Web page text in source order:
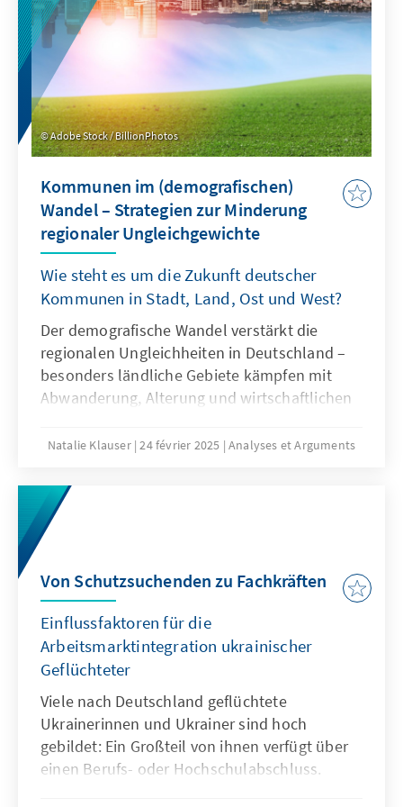
Adobe Stock / BillionPhotos
Kommunen im (demografischen)
Wandel – Strategien zur Minderung
regionaler Ungleichgewichte
Wie steht es um die Zukunft deutscher
Kommunen in Stadt, Land, Ost und West?
Der demografische Wandel verstärkt die
regionalen Ungleichheiten in Deutschland –
besonders ländliche Gebiete kämpfen mit
Abwanderung, Alterung und wirtschaftlichen
weiterwachsen, droht strukturschwachen
Bevölkerungsrückgang und
Standortnachteilen. Doch wie lässt sich dieser
Trend umkehren? Der folgende Beitrag
Studien und innovative Lösungsansätze für
eine zukunftsfähige Regionalentwicklung.
Natalie Klauser 24 février 2025 Analyses et Arguments
Von Schutzsuchenden zu Fachkräften
Einflussfaktoren für die
Arbeitsmarktintegration ukrainischer
Geflüchteter
Viele nach Deutschland geflüchtete
Ukrainerinnen und Ukrainer sind hoch
gebildet: Ein Großteil von ihnen verfügt über
einen Berufs- oder Hochschulabschluss.